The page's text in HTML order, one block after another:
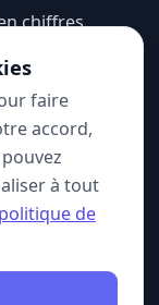
chiffres
légales
defaire
accord,
à tout
politique de